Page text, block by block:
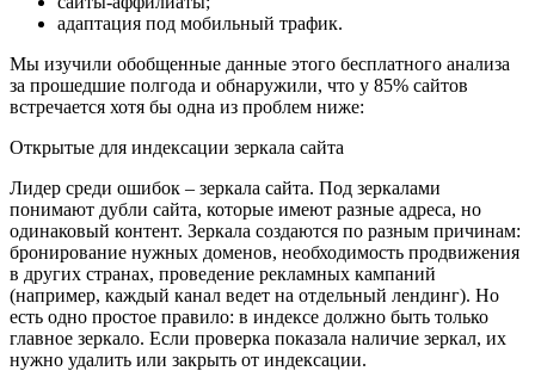
адаптация под мобильный трафик.
Мы изучили обобщенные данные этого бесплатного анализа
за прошедшие полгода и обнаружили, что у 85% сайтов
встречается хотя бы одна из проблем ниже:
Открытые для индексации зеркала сайта
Лидер среди ошибок – зеркала сайта. Под зеркалами
понимают дубли сайта, которые имеют разные адреса, но
одинаковый контент. Зеркала создаются по разным причинам:
бронирование нужных доменов, необходимость продвижения
в других странах, проведение рекламных кампаний
(например, каждый канал ведет на отдельный лендинг). Но
есть одно простое правило: в индексе должно быть только
главное зеркало. Если проверка показала наличие зеркал, их
нужно удалить или закрыть от индексации.